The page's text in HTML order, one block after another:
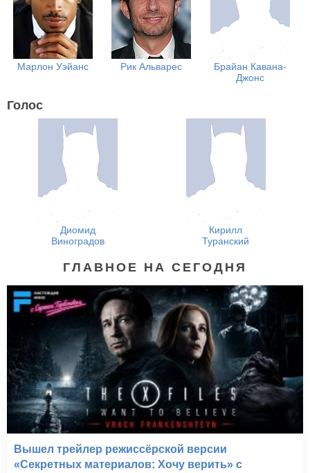
Марлон Уэйанс Рик Альварес
Брайан Кавана-
Джонс
Голос
Диомид
Виноградов
Кирилл
Туранский
ГЛАВНОЕ НА СЕГОДНЯ
Вышел трейлер режиссёрской версии
«Секретных материалов: Хочу верить» с